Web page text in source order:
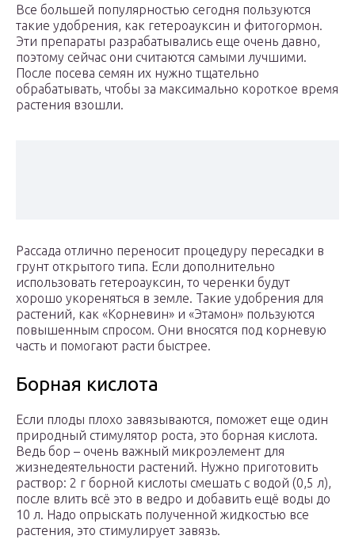
Все большей популярностью сегодня пользуются
такие удобрения, как гетероауксин и фитогормон.
Эти препараты разрабатывались еще очень давно,
поэтому сейчас они считаются самыми лучшими.
После посева семян их нужно тщательно
обрабатывать, чтобы за максимально короткое время
растения взошли.
Рассада отлично переносит процедуру пересадки в
грунт открытого типа. Если дополнительно
использовать гетероауксин, то черенки будут
хорошо укореняться в земле. Такие удобрения для
растений, как «Корневин» и «Этамон» пользуются
повышенным спросом. Они вносятся под корневую
часть и помогают расти быстрее.
Борная кислота
Если плоды плохо завязываются, поможет еще один
природный стимулятор роста, это борная кислота.
Ведь бор – очень важный микроэлемент для
жизнедеятельности растений. Нужно приготовить
раствор: 2 г борной кислоты смешать с водой (0,5 л),
после влить всё это в ведро и добавить ещё воды до
10 л. Надо опрыскать полученной жидкостью все
растения, это стимулирует завязь.